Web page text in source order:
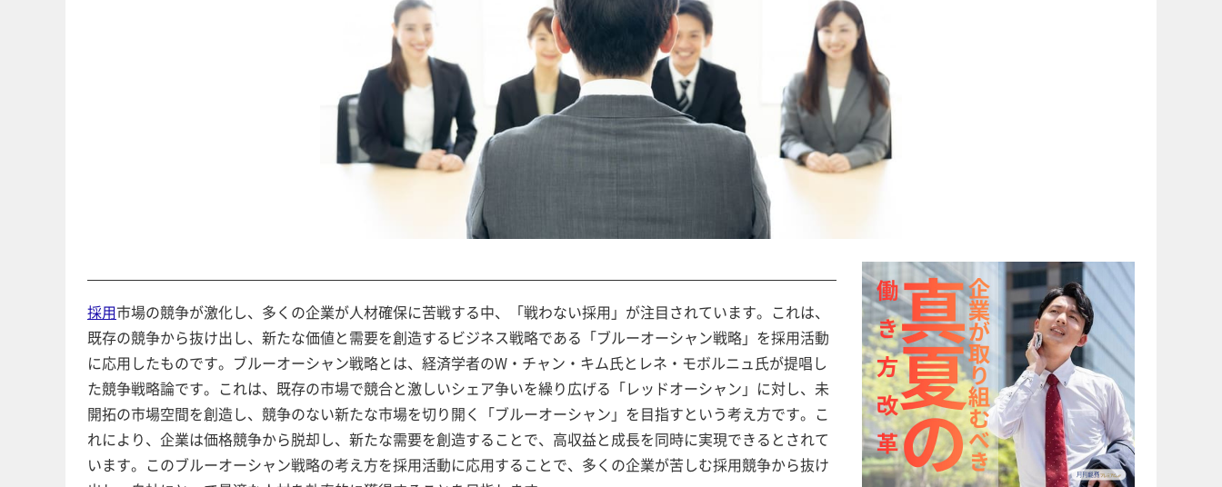
採用市場の競争が激化し、多くの企業が人材確保に苦戦する中、「戦わない採用」が注目されています。これは、
既存の競争から抜け出し、新たな価値と需要を創造するビジネス戦略である「ブルーオーシャン戦略」を採用活動
に応用したものです。ブルーオーシャン戦略とは、経済学者のW・チャン・キム氏とレネ・モボルニュ氏が提唱し
た競争戦略論です。これは、既存の市場で競合と激しいシェア争いを繰り広げる「レッドオーシャン」に対し、未
開拓の市場空間を創造し、競争のない新たな市場を切り開く「ブルーオーシャン」を目指すという考え方です。こ
れにより、企業は価格競争から脱却し、新たな需要を創造することで、高収益と成長を同時に実現できるとされて
います。このブルーオーシャン戦略の考え方を採用活動に応用することで、多くの企業が苦しむ採用競争から抜け